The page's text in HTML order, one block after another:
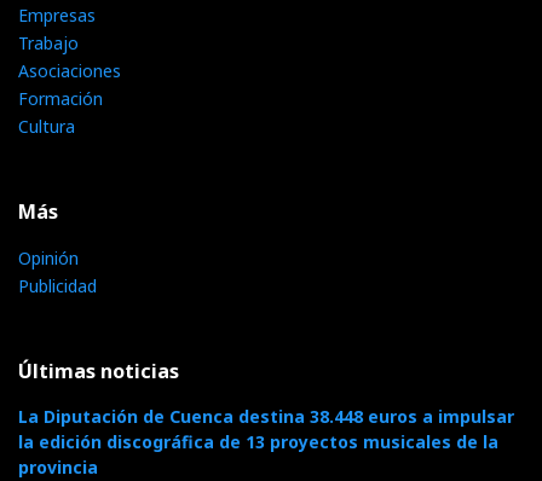
Empresas
Trabajo
Asociaciones
Formación
Cultura
Más
Opinión
Publicidad
Últimas noticias
La Diputación de Cuenca destina 38.448 euros a impulsar
la edición discográfica de 13 proyectos musicales de la
provincia